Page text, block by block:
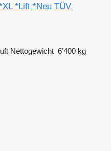
*Lift *Neu TÜV
Nettogewicht 6’400 kg